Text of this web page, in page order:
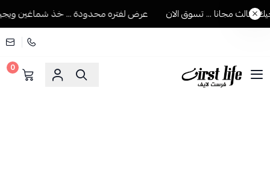
مجانا ... تسوق الان عرض لفتره محدودة ... خذ شماغين ويجيك
فرست لايف للمستلزمات الرجالية
0